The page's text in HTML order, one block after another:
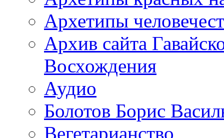
Архетипы
Архив сайта
Восхождения
Аудио
Болотов Борис
Вегетарианство